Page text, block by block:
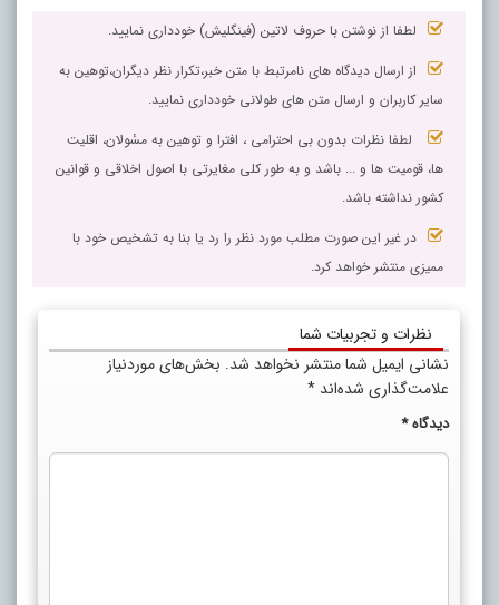
لطفا از نوشتن با حروف لاتین (فینگلیش) خودداری نمایید.
از ارسال دیدگاه های نامرتبط با متن خبر،تکرار نظر دیگران،توهین به
سایر کاربران و ارسال متن های طولانی خودداری نمایید.
لطفا نظرات بدون بی احترامی ، افترا و توهین به مسٔولان، اقلیت
ها، قومیت ها و ... باشد و به طور کلی مغایرتی با اصول اخلاقی و قوانین
کشور نداشته باشد.
در غیر این صورت مطلب مورد نظر را رد یا بنا به تشخیص خود با
ممیزی منتشر خواهد کرد.
نظرات و تجربیات شما
نشانی ایمیل شما منتشر نخواهد شد. بخش‌های موردنیاز
علامت‌گذاری شده‌اند *
دیدگاه*